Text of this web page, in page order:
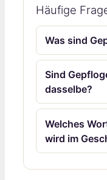
Häufige
Was sind
Sind
dasselbe?
Welches
wird im